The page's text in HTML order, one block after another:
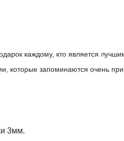
каждому, кто является
которые запоминаются очень
3мм.